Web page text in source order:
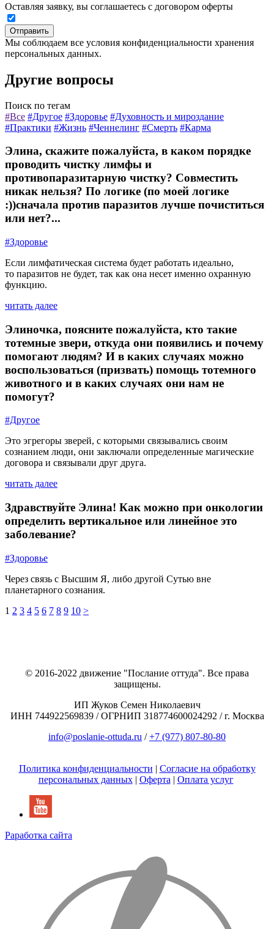
Оставляя заявку, вы соглашаетесь с договором оферты
Отправить
Мы соблюдаем все условия конфиденциальности хранения
персональных данных.
Другие вопросы
Поиск по тегам
#Все #Другое #Здоровье #Духовность и мироздание
#Практики #Жизнь #Ченнелинг #Смерть #Карма
Элина, скажите пожалуйста, в каком порядке
проводить чистку лимфы и
противопаразитарную чистку? Совместить
никак нельзя? По логике (по моей логике
:))сначала против паразитов лучше почиститься
или нет?...
#Здоровье
Если лимфатическая система будет работать идеально,
то паразитов не будет, так как она несет именно охранную
функцию.
читать далее
Элиночка, поясните пожалуйста, кто такие
тотемные звери, откуда они появились и почему
помогают людям? И в каких случаях можно
воспользоваться (призвать) помощь тотемного
животного и в каких случаях они нам не
помогут?
#Другое
Это эгрегоры зверей, с которыми связывались своим
сознанием люди, они заключали определенные магические
договора и связывали друг друга.
читать далее
Здравствуйте Элина! Как можно при онкологии
определить вертикальное или линейное это
заболевание?
#Здоровье
Через связь с Высшим Я, либо другой Сутью вне
планетарного сознания.
1 2 3 4 5 6 7 8 9 10 >
© 2016-2022 движение "Послание оттуда". Все права
защищены.
ИП Жуков Семен Николаевич
ИНН 744922569839 / ОГРНИП 318774600024292 / г. Москва
info@poslanie-ottuda.ru /+7 (977) 807-80-80
Политика конфиденциальности | Согласие на обработку
персональных данных | Оферта | Оплата услуг
Раработка сайта